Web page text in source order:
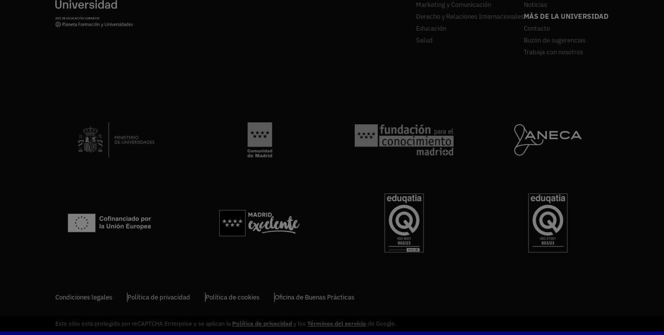
Marketing y Comunicación
Derecho y Relaciones Internacionales
Educación
Salud
Noticias
MÁS DE LA UNIVERSIDAD
Contacto
Buzón de sugerencias
Trabaja con nosotros
Condiciones legales Política de privacidad Política de cookies Oficina de Buenas Prácticas
Este sitio está protegido por reCAPTCHA Enterprise y se aplican la Política de privacidad y los Términos del servicio de Google.